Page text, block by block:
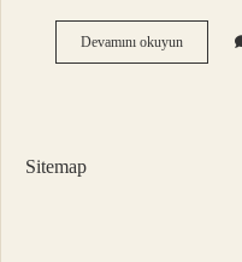
Devamını okuyunEski
Sevgilinin
Sitemap